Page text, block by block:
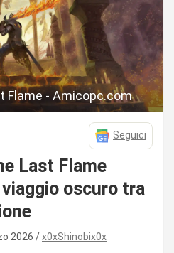
Flame - Amicopc.com
Seguici
Last Flame
viaggio oscuro tra
2026 x0xShinobix0x